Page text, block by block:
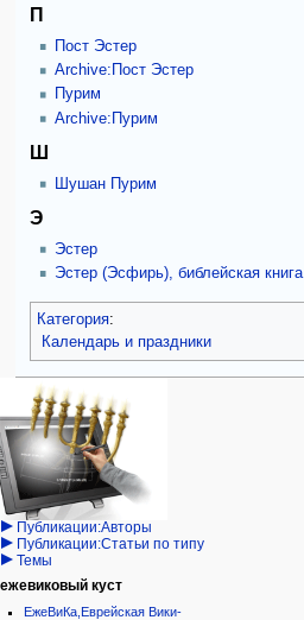
П
Пост Эстер
Archive:Пост Эстер
Пурим
Archive:Пурим
Ш
Шушан Пурим
Э
Эстер
Эстер (Эсфирь), библейская книга
Категория:
Календарь и праздники
Навигация
персональные инструменты
войти
запрос
учётной
записи
категории
Израиль:Страна и
государство
Иудаизм
Народ
Проекты
Проекты/Участники/
дополнения
Публикации:Авторы
Публикации:Статьи по типу
Темы
ежевиковый куст
ЕжеВиКа,Еврейская Вики-